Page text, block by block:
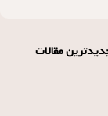
مقالات